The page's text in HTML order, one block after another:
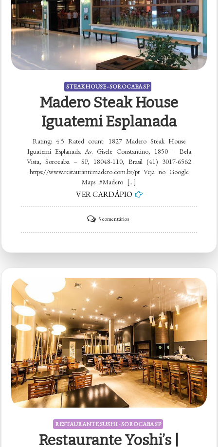
STEAKHOUSE - SOROCABA SP
Madero Steak House
Iguatemi Esplanada
Rating: 4.5 Rated count: 1827 Madero Steak House
Iguatemi Esplanada Av. Gisele Constantino, 1850 – Bela
Vista, Sorocaba – SP, 18048-110, Brasil (41) 3017-6562
https://www.restaurantemadero.com.br/pt Veja no Google
Maps #Madero […]
VER CARDÁPIO
5 comentáriosem
Madero
Esplanada
RESTAURANTE SUSHI - SOROCABA SP
Restaurante Yoshi’s |